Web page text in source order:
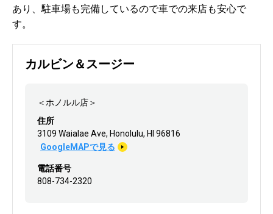
あり、駐車場も完備しているので車での来店も安心で
す。
カルビン＆スージー
＜ホノルル店＞
住所
3109 Waialae Ave, Honolulu, HI 96816
GoogleMAPで見る
電話番号
808-734-2320